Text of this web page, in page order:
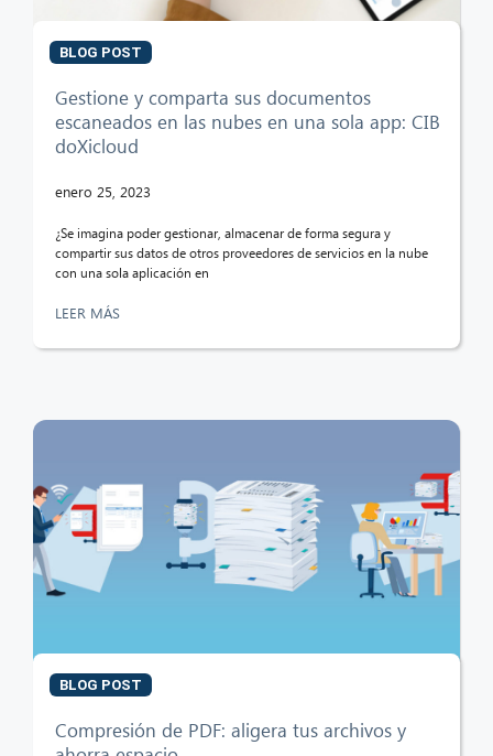
BLOG POST
Gestione y comparta sus documentos
escaneados en las nubes en una sola app: CIB
doXicloud
enero 25, 2023
¿Se imagina poder gestionar, almacenar de forma segura y
compartir sus datos de otros proveedores de servicios en la nube
con una sola aplicación en
LEER MÁS
BLOG POST
Compresión de PDF: aligera tus archivos y